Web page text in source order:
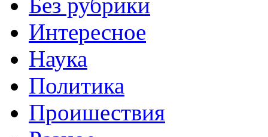
Интересное
Наука
Политика
Проишествия